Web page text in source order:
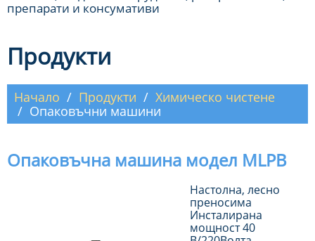
препарати и консумативи
Продукти
Начало Продукти
Химическо чистене
Опаковъчни машини
Опаковъчна машина модел MLPB
Настолна, лесно
преносима
Инсталирана
мощност 40